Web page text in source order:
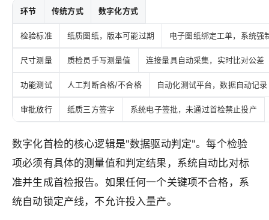
环节 传统方式 数字化方式
检验标准 纸质图纸，版本可能过期 电子图纸绑定工单，系统强
尺寸测量 质检员手写测量值 连接量具自动采集，实时比对公差
功能测试 人工判断合格/不合格 自动化测试平台，数据自动记录
审批放行 纸质三方签字 系统电子签批，未通过首检禁止投产
数字化首检的核心逻辑是"数据驱动判定"。每个检验
项必须有具体的测量值和判定结果，系统自动比对标
准并生成首检报告。如果任何一个关键项不合格，系
统自动锁定产线，不允许投入量产。